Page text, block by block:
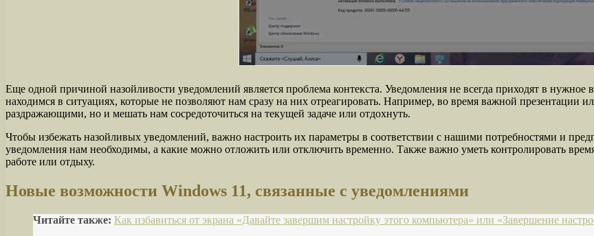
Еще одной причиной назойливости уведомлений является проблема контекста. Уведомления не всегда приходят в
находимся в ситуациях, которые не позволяют нам сразу на них отреагировать. Например, во время важной презентации
раздражающими, но и мешать нам сосредоточиться на текущей задаче или отдохнуть.
Чтобы избежать назойливых уведомлений, важно настроить их параметры в соответствии с нашими потребностями и
уведомления нам необходимы, а какие можно отложить или отключить временно. Также важно уметь контролировать
работе или отдыху.
Новые возможности Windows 11, связанные с уведомлениями
Читайте также: Как избавиться от экрана «Давайте завершим настройку этого компьютера» или «Завершение